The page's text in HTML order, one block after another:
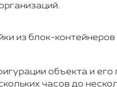
из блок-
объекта и
часов до